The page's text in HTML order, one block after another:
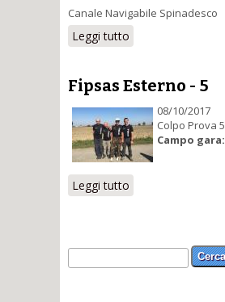
Canale Navigabile Spinadesco
Leggi tutto
Fipsas Esterno - 5
08/10/2017
Colpo Prova 5
Campo gara:
Leggi tutto
Form di ricerca
Cerca